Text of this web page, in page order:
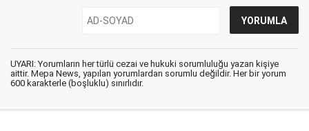
UYARI: Yorumların her türlü cezai ve hukuki sorumluluğu yazan kişiye
aittir. Mepa News, yapılan yorumlardan sorumlu değildir. Her bir yorum
600 karakterle (boşluklu) sınırlıdır.